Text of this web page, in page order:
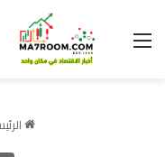
القائمة